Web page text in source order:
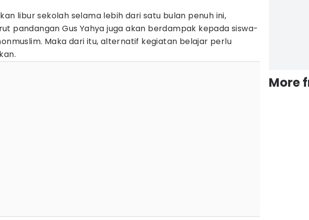
libur sekolah selama lebih dari satu bulan penuh ini,
pandangan Gus Yahya juga akan berdampak kepada siswa-
Maka dari itu, alternatif kegiatan belajar perlu
More